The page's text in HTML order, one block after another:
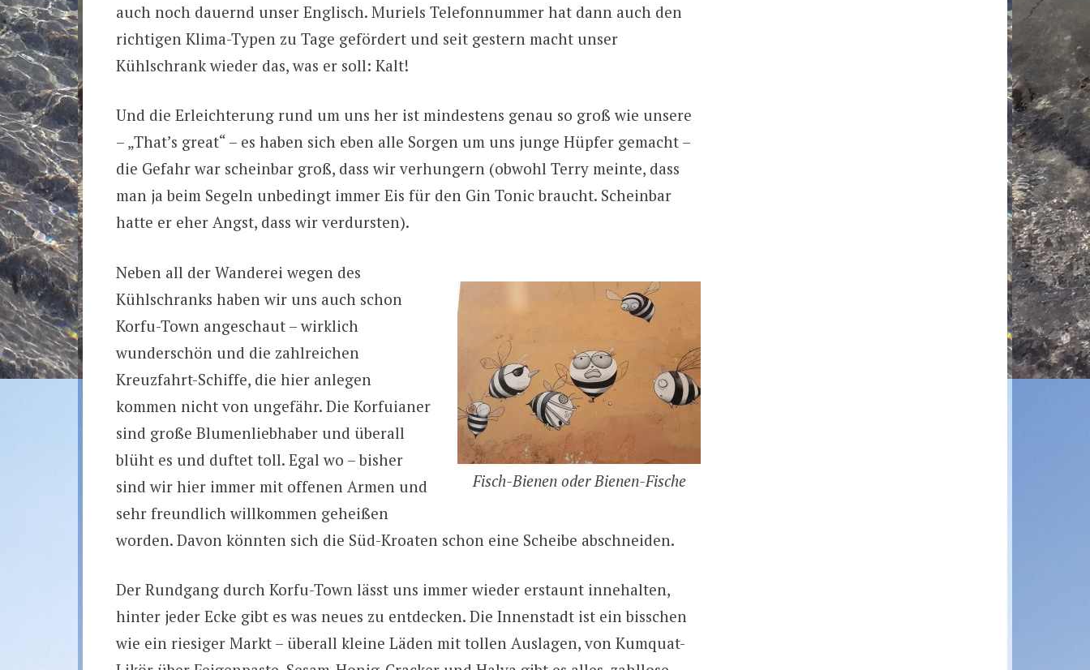
auch noch dauernd unser Englisch. Muriels Telefonnummer hat dann auch den
richtigen Klima-Typen zu Tage gefördert und seit gestern macht unser
Kühlschrank wieder das, was er soll: Kalt!
Und die Erleichterung rund um uns her ist mindestens genau so groß wie unsere
– „That’s great“ – es haben sich eben alle Sorgen um uns junge Hüpfer gemacht –
die Gefahr war scheinbar groß, dass wir verhungern (obwohl Terry meinte, dass
man ja beim Segeln unbedingt immer Eis für den Gin Tonic braucht. Scheinbar
hatte er eher Angst, dass wir verdursten).
Fisch-Bienen oder Bienen-Fische
Neben all der Wanderei wegen des
Kühlschranks haben wir uns auch schon
Korfu-Town angeschaut – wirklich
wunderschön und die zahlreichen
Kreuzfahrt-Schiffe, die hier anlegen
kommen nicht von ungefähr. Die Korfuianer
sind große Blumenliebhaber und überall
blüht es und duftet toll. Egal wo – bisher
sind wir hier immer mit offenen Armen und
sehr freundlich willkommen geheißen
worden. Davon könnten sich die Süd-Kroaten schon eine Scheibe abschneiden.
Der Rundgang durch Korfu-Town lässt uns immer wieder erstaunt innehalten,
hinter jeder Ecke gibt es was neues zu entdecken. Die Innenstadt ist ein bisschen
wie ein riesiger Markt – überall kleine Läden mit tollen Auslagen, von Kumquat-